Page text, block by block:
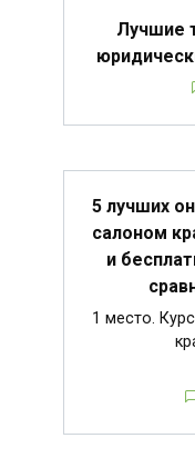
Лучшие
5 лучших
салоном
и
1 место.